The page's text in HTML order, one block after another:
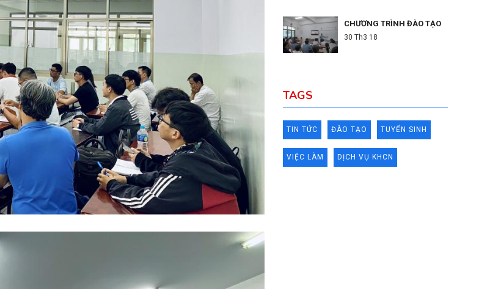
CHƯƠNG TRÌNH ĐÀO TẠO
30 Th3 18
TAGS
TIN TỨC ĐÀO TẠO TUYỂN SINH
VIỆC LÀM DỊCH VỤ KHCN